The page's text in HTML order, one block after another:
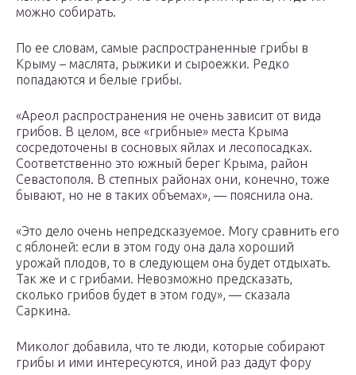
можно собирать.
По ее словам, самые распространенные грибы в
Крыму – маслята, рыжики и сыроежки. Редко
попадаются и белые грибы.
«Ареол распространения не очень зависит от вида
грибов. В целом, все «грибные» места Крыма
сосредоточены в сосновых яйлах и лесопосадках.
Соответственно это южный берег Крыма, район
Севастополя. В степных районах они, конечно, тоже
бывают, но не в таких объемах», — пояснила она.
«Это дело очень непредсказуемое. Могу сравнить его
с яблоней: если в этом году она дала хороший
урожай плодов, то в следующем она будет отдыхать.
Так же и с грибами. Невозможно предсказать,
сколько грибов будет в этом году», — сказала
Саркина.
Миколог добавила, что те люди, которые собирают
грибы и ими интересуются, иной раз дадут фору